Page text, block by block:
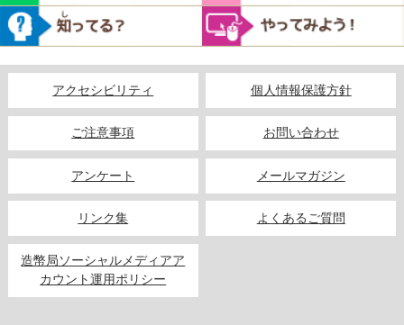
アクセシビリティ 個人情報保護方針
ご注意事項 お問い合わせ
アンケート メールマガジン
リンク集 よくあるご質問
造幣局ソーシャルメディアア
カウント運用ポリシー